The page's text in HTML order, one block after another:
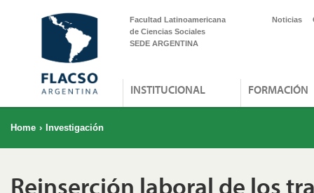
Facultad Latinoamericana
de Ciencias Sociales
SEDE ARGENTINA
Noticias
INSTITUCIONAL FORMACIÓN
Home › Investigación
Reinserción laboral de los